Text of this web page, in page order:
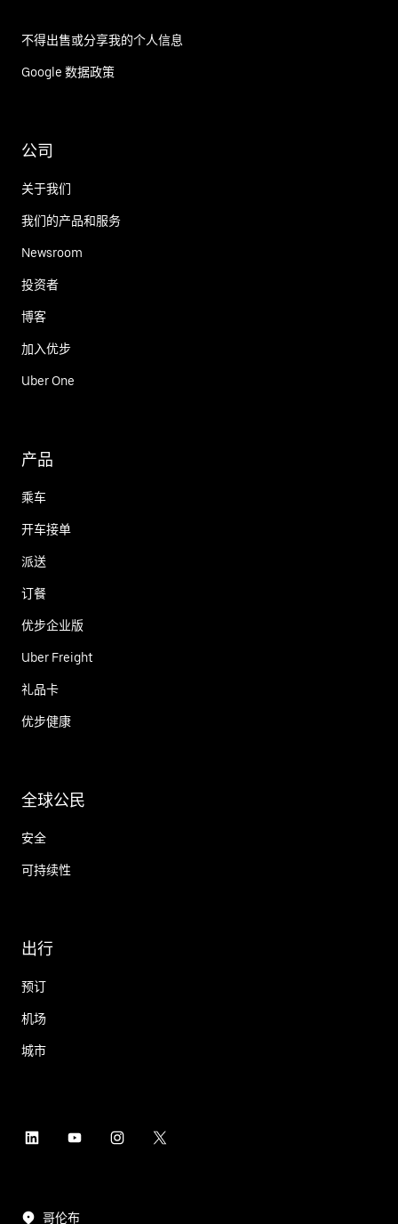
不得出售或分享我的个人信息
Google 数据政策
公司
关于我们
我们的产品和服务
Newsroom
投资者
博客
加入优步
Uber One
产品
乘车
开车接单
派送
订餐
优步企业版
Uber Freight
礼品卡
优步健康
全球公民
安全
可持续性
出行
预订
机场
城市
哥伦布